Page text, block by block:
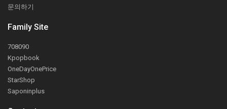
문의하기
Family Site
708090
Kpopbook
OneDayOnePrice
StarShop
Saponinplus